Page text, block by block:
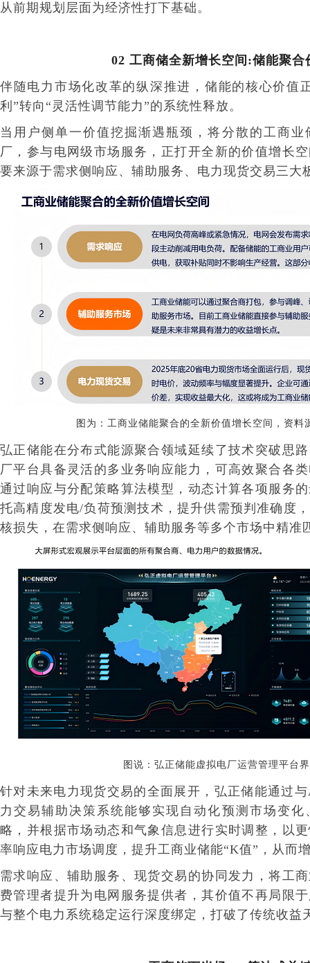
从前期规划层面为经济性打下基础。
02 工商储全新增长空间:储能聚合
伴随电力市场化改革的纵深推进，储能的核心价值
利”转向“灵活性调节能力”的系统性释放。
当用户侧单一价值挖掘渐遇瓶颈，将分散的工商
厂，参与电网级市场服务，正打开全新的价值增长
要来源于需求侧响应、辅助服务、电力现货交易三大
图为：工商业储能聚合的全新价值增长空间，资料
弘正储能在分布式能源聚合领域延续了技术突破思
厂平台具备灵活的多业务响应能力，可高效聚合各
通过响应与分配策略算法模型，动态计算各项服务
托高精度发电/负荷预测技术，提升供需预判准确度
核损失，在需求侧响应、辅助服务等多个市场中精准
图说：弘正储能虚拟电厂运营管理平台
针对未来电力现货交易的全面展开，弘正储能通过
力交易辅助决策系统能够实现自动化预测市场变
略，并根据市场动态和气象信息进行实时调整，以
率响应电力市场调度，提升工商业储能“K值”，从而
需求响应、辅助服务、现货交易的协同发力，将工
费管理者提升为电网服务提供者，其价值不再局限
与整个电力系统稳定运行深度绑定，打破了传统收益